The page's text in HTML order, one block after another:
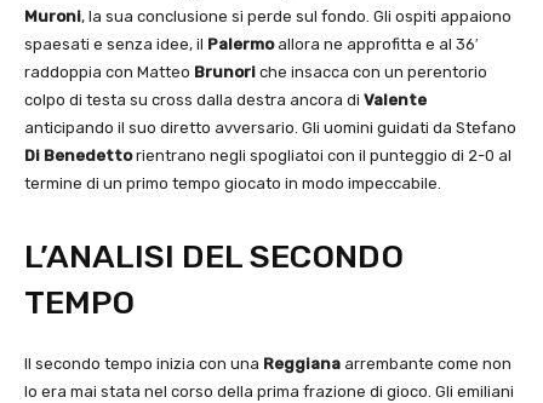
Muroni, la sua conclusione si perde sul fondo. Gli ospiti appaiono
spaesati e senza idee, il Palermoallora ne approfitta e al 36′
raddoppia con Matteo Brunori che insacca con un perentorio
colpo di testa su cross dalla destra ancora di Valente
anticipando il suo diretto avversario. Gli uomini guidati da Stefano
Di Benedettorientrano negli spogliatoi con il punteggio di 2-0 al
termine di un primo tempo giocato in modo impeccabile.
L’ANALISI DEL SECONDO
TEMPO
Il secondo tempo inizia con una Reggiana arrembante come non
lo era mai stata nel corso della prima frazione di gioco. Gli emiliani